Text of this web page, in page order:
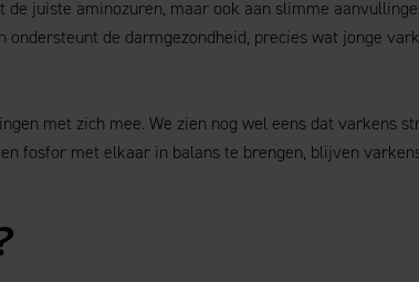
juiste aminozuren, maar ook aan slimme
ondersteunt de darmgezondheid, precies wat jonge
met zich mee. We zien nog wel eens dat varkens
fosfor met elkaar in balans te brengen, blijven